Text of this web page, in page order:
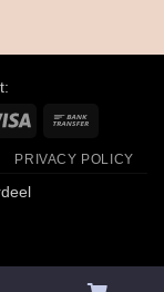
Visa
PRIVACY POLICY